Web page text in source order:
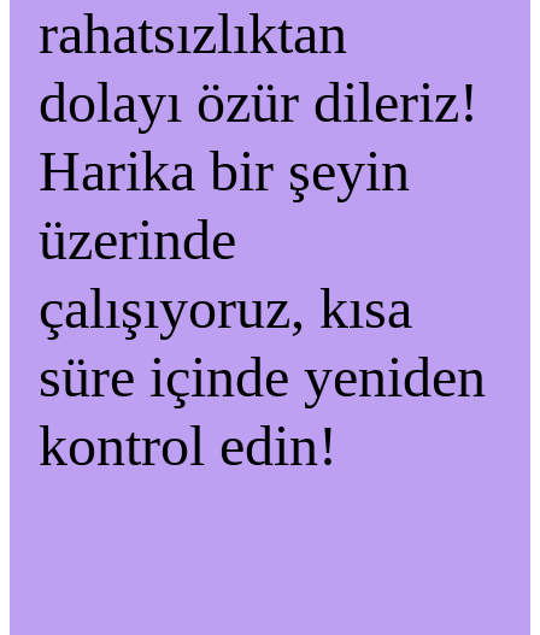
rahatsızlıktan
dolayı özür dileriz!
Harika bir şeyin
üzerinde
çalışıyoruz, kısa
süre içinde yeniden
kontrol edin!